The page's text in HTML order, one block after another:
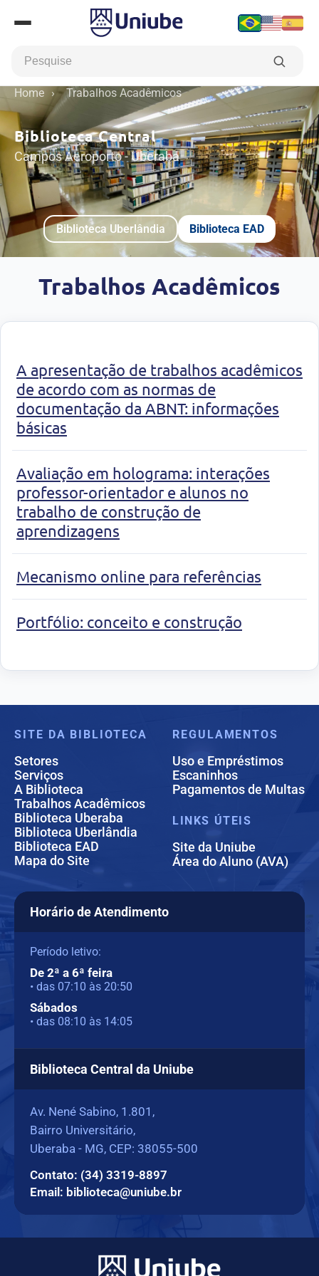
Home › Trabalhos Acadêmicos
Biblioteca Central
Campos Aeroporto - Uberaba
Biblioteca Uberlândia Biblioteca EAD
Trabalhos Acadêmicos
A apresentação de trabalhos acadêmicos
de acordo com as normas de
documentação da ABNT: informações
básicas
Avaliação em holograma: interações
professor-orientador e alunos no
trabalho de construção de
aprendizagens
Mecanismo online para referências
Portfólio: conceito e construção
SITE DA BIBLIOTECA
Setores
Serviços
A Biblioteca
Trabalhos Acadêmicos
Biblioteca Uberaba
Biblioteca Uberlândia
Biblioteca EAD
Mapa do Site
REGULAMENTOS
Uso e Empréstimos
Escaninhos
Pagamentos de Multas
LINKS ÚTEIS
Site da Uniube
Área do Aluno (AVA)
Horário de Atendimento
Período letivo:
De 2ª a 6ª feira
• das 07:10 às 20:50
Sábados
• das 08:10 às 14:05
Biblioteca Central da Uniube
Av. Nené Sabino, 1.801,
Bairro Universitário,
Uberaba - MG, CEP: 38055-500
Contato: (34) 3319-8897
Email: biblioteca@uniube.br